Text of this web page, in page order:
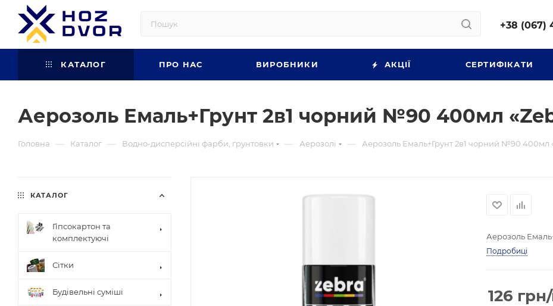
+38 (067)
КАТАЛОГ ПРО НАС ВИРОБНИКИ АКЦІЇ СЕРТИФІКАТИ
Аерозоль Емаль+Грунт 2в1 чорний №90 400мл
Головна — Каталог — Водно-дисперсійні фарби, ґрунтовки — Аерозолі — Аерозоль Емаль+Грунт 2в1 чорний №90 400мл
Аерозоль
Подробиці
126 грн
КАТАЛОГ
Гіпсокартон та
комплектуючі
Сітки
Будівельні суміші